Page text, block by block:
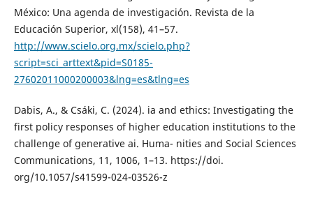
México: Una agenda de investigación. Revista de la
Educación Superior, xl(158), 41–57.
http://www.scielo.org.mx/scielo.php?
script=sci_arttext&pid=S0185-
27602011000200003&lng=es&tlng=es
Dabis, A., & Csáki, C. (2024). ia and ethics: Investigating the
first policy responses of higher education institutions to the
challenge of generative ai. Huma- nities and Social Sciences
Communications, 11, 1006, 1–13. https://doi.
org/10.1057/s41599-024-03526-z